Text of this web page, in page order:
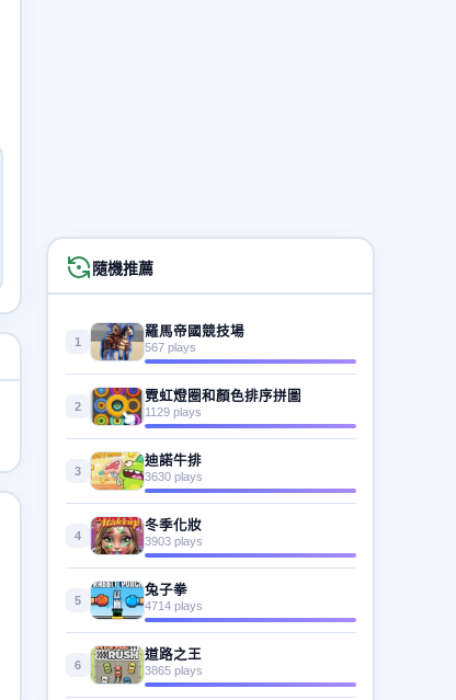
隨機推薦
1
羅馬帝國競技場
567 plays
2
霓虹燈圈和顏色排序拼圖
1129 plays
3
迪諾牛排
3630 plays
4
冬季化妝
3903 plays
5
兔子拳
4714 plays
6
道路之王
3865 plays